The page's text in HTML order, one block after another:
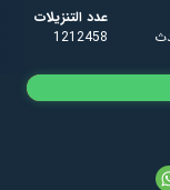
عدد التنزيلات
1212458